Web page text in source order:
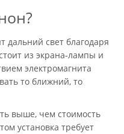
дальний свет благодаря
из экрана-лампы и
электромагнита
то ближний, то
выше, чем стоимость
установка требует